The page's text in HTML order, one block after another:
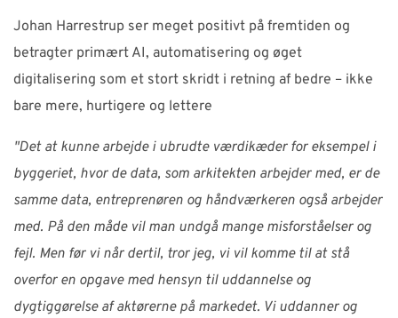
Johan Harrestrup ser meget positivt på fremtiden og
betragter primært AI, automatisering og øget
digitalisering som et stort skridt i retning af bedre – ikke
bare mere, hurtigere og lettere
"Det at kunne arbejde i ubrudte værdikæder for eksempel i
byggeriet, hvor de data, som arkitekten arbejder med, er de
samme data, entreprenøren og håndværkeren også arbejder
med. På den måde vil man undgå mange misforståelser og
fejl. Men før vi når dertil, tror jeg, vi vil komme til at stå
overfor en opgave med hensyn til uddannelse og
dygtiggørelse af aktørerne på markedet. Vi uddanner og